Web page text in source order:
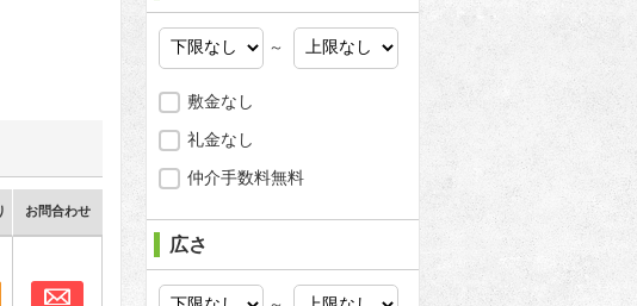
お問合わせ
お問合わせ
～
敷金なし
礼金なし
仲介手数料無料
広さ